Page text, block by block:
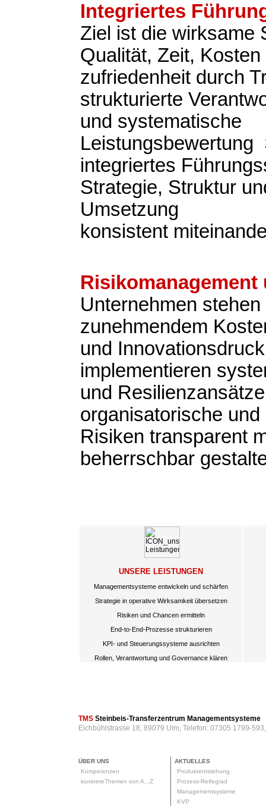
Integriertes
Ziel ist die wirksame
Qualität, Zeit,
zufriedenheit durch
strukturierte
und systematische
Leistungsbewertung
integriertes
Strategie, Struktur
Umsetzung
konsistent
Risikomanagement
Unternehmen stehen
zunehmendem
und
implementieren
und
organisatorische
Risiken transparent
beherrschbar
UNSERE LEISTUNGEN
Managementsysteme entwickeln und schärfen
Strategie in operative Wirksamkeit übersetzen
Risiken und Chancen ermitteln
End-to-End-Prozesse strukturieren
KPI- und Steuerungssysteme ausrichten
Rollen, Verantwortung und Governance klären
TMS Steinbeis-Transferzentrum Managementsysteme
Eichbühlstrasse 18, 89079 Ulm, Telefon: 07305 1799-
ÜBER UNS
Kompetenzen
konkreteThemen von A...Z
AKTUELLES
Produktentstehung
Prozess-Reifegrad
Managementsysteme
KVP